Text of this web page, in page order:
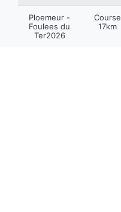
Ploemeur -
Foulees du
Ter2026
Course
17km